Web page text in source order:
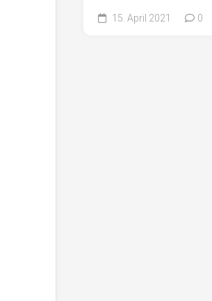
15. April 2021 0